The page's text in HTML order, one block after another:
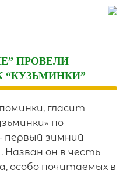
ПРОВЕЛИ
“КУЗЬМИНКИ”
гласит
по
первый зимний
Назван он в честь
особо почитаемых в